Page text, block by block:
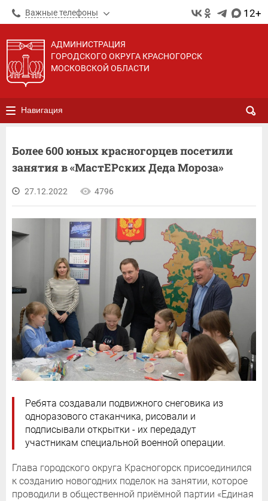
Важные телефоны 12+
АДМИНИСТРАЦИЯ
ГОРОДСКОГО ОКРУГА КРАСНОГОРСК
МОСКОВСКОЙ ОБЛАСТИ
Навигация
Более 600 юных красногорцев посетили
занятия в «МастЕРских Деда Мороза»
27.12.2022 4796
Ребята создавали подвижного снеговика из
одноразового стаканчика, рисовали и
подписывали открытки - их передадут
участникам специальной военной операции.
Глава городского округа Красногорск присоединился
к созданию новогодних поделок на занятии, которое
проводили в общественной приёмной партии «Единая